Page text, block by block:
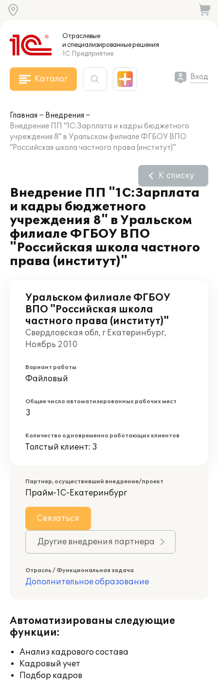
Отраслевые
и специализированныерешения
1С:Предприятие
Каталог Вход
Главная
Внедрения
Внедрение ПП "1С:Зарплата и кадры бюджетного
учреждения 8" в Уральском филиале ФГБОУ ВПО
"Российская школа частного права (институт)"
Внедрение ПП "1С:Зарплата
и кадры бюджетного
учреждения 8" в Уральском
филиале ФГБОУ ВПО
"Российская школа частного
права (институт)"
К списку
Уральском филиале ФГБОУ
ВПО "Российская школа
частного права (институт)"
Свердловская обл, г Екатеринбург,
Ноябрь 2010
Вариант работы
Файловый
Общее число автоматизированных рабочих мест
3
Количество одновременно работающих клиентов
Толстый клиент: 3
Партнер, осуществивший внедрение/проект
Прайм-1С-Екатеринбург
Связаться
Другие внедрения партнера
Отрасль / Функциональная задача
Дополнительное образование
Автоматизированы следующие
функции:
Анализ кадрового состава
Кадровый учет
Подбор кадров